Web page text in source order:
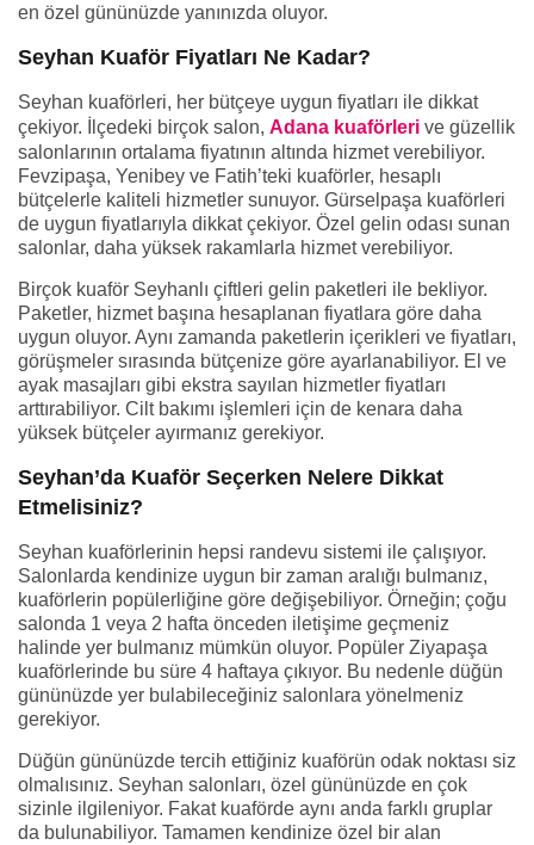
en özel gününüzde yanınızda oluyor.
Seyhan Kuaför Fiyatları Ne Kadar?
Seyhan kuaförleri, her bütçeye uygun fiyatları ile dikkat
çekiyor. İlçedeki birçok salon, Adana kuaförleri ve güzellik
salonlarının ortalama fiyatının altında hizmet verebiliyor.
Fevzipaşa, Yenibey ve Fatih’teki kuaförler, hesaplı
bütçelerle kaliteli hizmetler sunuyor. Gürselpaşa kuaförleri
de uygun fiyatlarıyla dikkat çekiyor. Özel gelin odası sunan
salonlar, daha yüksek rakamlarla hizmet verebiliyor.
Birçok kuaför Seyhanlı çiftleri gelin paketleri ile bekliyor.
Paketler, hizmet başına hesaplanan fiyatlara göre daha
uygun oluyor. Aynı zamanda paketlerin içerikleri ve fiyatları,
görüşmeler sırasında bütçenize göre ayarlanabiliyor. El ve
ayak masajları gibi ekstra sayılan hizmetler fiyatları
arttırabiliyor. Cilt bakımı işlemleri için de kenara daha
yüksek bütçeler ayırmanız gerekiyor.
Seyhan’da Kuaför Seçerken Nelere Dikkat
Etmelisiniz?
Seyhan kuaförlerinin hepsi randevu sistemi ile çalışıyor.
Salonlarda kendinize uygun bir zaman aralığı bulmanız,
kuaförlerin popülerliğine göre değişebiliyor. Örneğin; çoğu
salonda 1 veya 2 hafta önceden iletişime geçmeniz
halinde yer bulmanız mümkün oluyor. Popüler Ziyapaşa
kuaförlerinde bu süre 4 haftaya çıkıyor. Bu nedenle düğün
gününüzde yer bulabileceğiniz salonlara yönelmeniz
gerekiyor.
Düğün gününüzde tercih ettiğiniz kuaförün odak noktası siz
olmalısınız. Seyhan salonları, özel gününüzde en çok
sizinle ilgileniyor. Fakat kuaförde aynı anda farklı gruplar
da bulunabiliyor. Tamamen kendinize özel bir alan